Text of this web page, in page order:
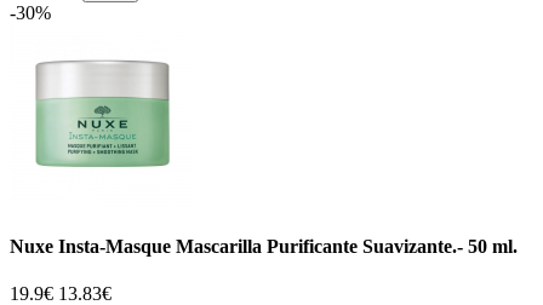
-30%
Nuxe Insta-Masque Mascarilla Purificante Suavizante.- 50 ml.
19.9€ 13.83€